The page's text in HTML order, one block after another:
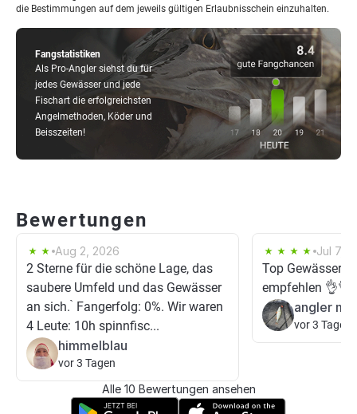
Fangstatistiken
Als Pro-Angler siehst du für
jedes Gewässer und jede
Fischart die erfolgreichsten
Angelmethoden, Köder und
Beisszeiten!
die Bestimmungen auf dem jeweils gültigen Erlaubnisschein einzuhalten.
Bewertungen
Aug 2, 2026
2 Sterne für die schöne Lage, das
saubere Umfeld und das Gewässer
an sich. ̀ Fangerfolg: 0%. Wir waren
4 Leute: 10h spinnfisc...
himmelblau
vor 3 Tagen
Jul 7,
Top Gewässer,
empfehlen 👌👌
angler
vor 3 Tagen
Alle 10 Bewertungen ansehen